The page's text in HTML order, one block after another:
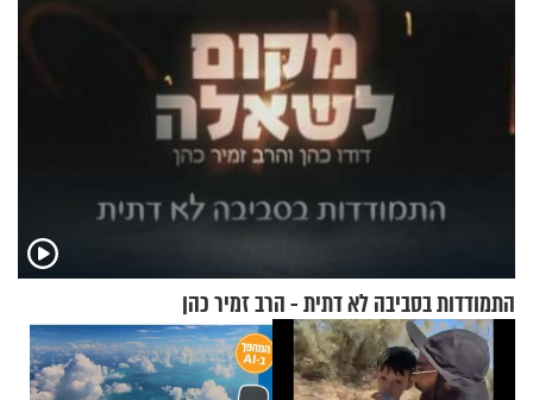
התמודדות בסביבה לא דתית - הרב זמיר כהן